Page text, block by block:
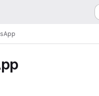
App